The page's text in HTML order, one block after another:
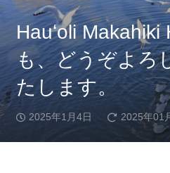
Hauʻoli Makahiki
も、どうぞよろ
たします。
2025年1月4日 2025年01